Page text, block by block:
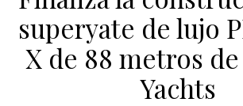
superyate de lujo
X de 88 metros
Yachts